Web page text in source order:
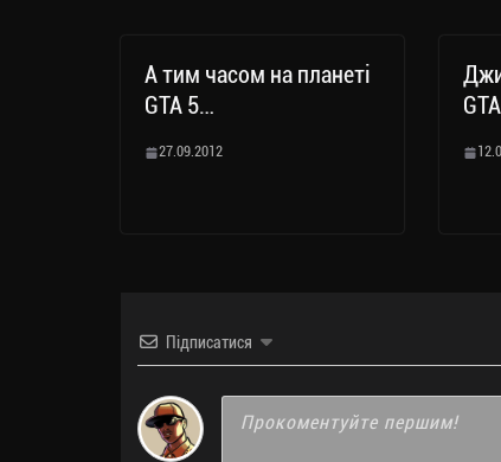
А тим часом на планеті
GTA 5…
27.09.2012
Підписатися